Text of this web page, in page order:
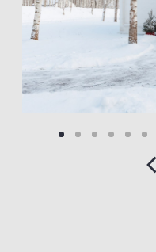
РЕСЕПШЕН:
+7 (915) 769-82-14
ЗАБРОНИРОВАТЬ
Политика обработки персональных